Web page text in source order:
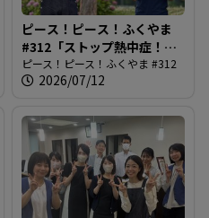
ピース！ピース！ふくやま
#312「ストップ熱中症！
2026最前線」
ピース！ピース！ふくやま #312
2026/07/12